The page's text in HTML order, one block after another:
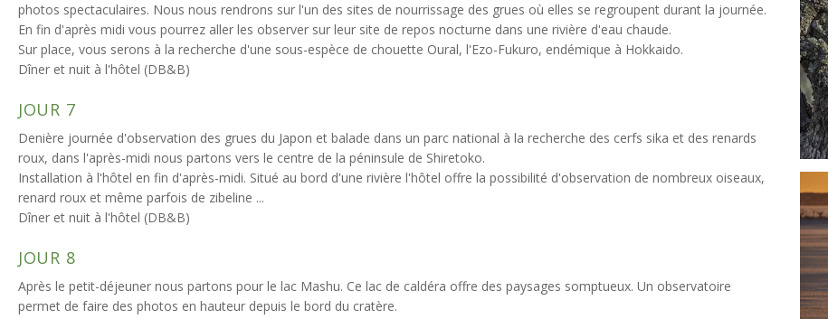
photos spectaculaires. Nous nous rendrons sur l'un des sites de nourrissage des grues où elles se regroupent durant la journée.
En fin d'après midi vous pourrez aller les observer sur leur site de repos nocturne dans une rivière d'eau chaude.
Sur place, vous serons à la recherche d'une sous-espèce de chouette Oural, l'Ezo-Fukuro, endémique à Hokkaido.
Dîner et nuit à l'hôtel (DB&B)
JOUR 7
Denière journée d'observation des grues du Japon et balade dans un parc national à la recherche des cerfs sika et des renards
roux, dans l'après-midi nous partons vers le centre de la péninsule de Shiretoko.
Installation à l'hôtel en fin d'après-midi. Situé au bord d'une rivière l'hôtel offre la possibilité d'observation de nombreux oiseaux,
renard roux et même parfois de zibeline ...
Dîner et nuit à l'hôtel (DB&B)
JOUR 8
Après le petit-déjeuner nous partons pour le lac Mashu. Ce lac de caldéra offre des paysages somptueux. Un observatoire
permet de faire des photos en hauteur depuis le bord du cratère.